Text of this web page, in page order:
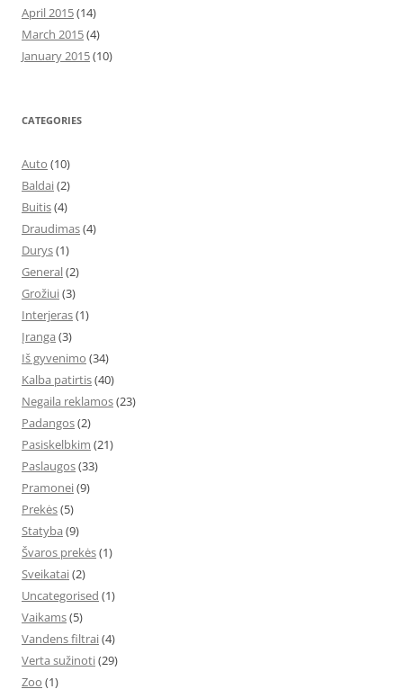
April 2015(14)
March 2015(4)
January 2015(10)
CATEGORIES
Auto (10)
Baldai(2)
Buitis(4)
Draudimas(4)
Durys(1)
General(2)
Grožiui(3)
Interjeras(1)
Įranga (3)
Iš gyvenimo (34)
Kalba patirtis(40)
Negaila reklamos(23)
Padangos(2)
Pasiskelbkim (21)
Paslaugos(33)
Pramonei(9)
Prekės(5)
Statyba (9)
Švaros prekės(1)
Sveikatai(2)
Uncategorised (1)
Vaikams(5)
Vandens filtrai(4)
Verta sužinoti(29)
Zoo (1)